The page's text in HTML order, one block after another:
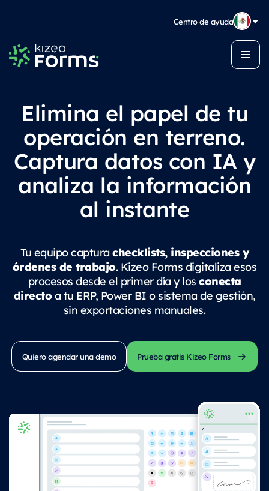
Centro de ayuda
Elimina el papel de tu
operación en terreno.
Captura datos con IA y
analiza la información
al instante
Tu equipo capturachecklists, inspecciones y
órdenes de trabajo. Kizeo Forms digitaliza esos
procesos desde el primer día y los conecta
directoa tu ERP, Power BI o sistema de gestión,
sin exportaciones manuales.
Quiero agendar una demo Prueba gratis Kizeo Forms